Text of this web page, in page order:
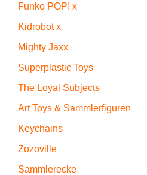
Funko POP! x
Kidrobot x
Mighty Jaxx
Superplastic Toys
The Loyal Subjects
Art Toys & Sammlerfiguren
Keychains
Zozoville
Sammlerecke